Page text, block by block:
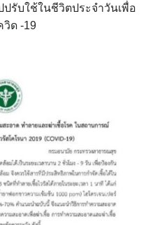
องเที่ยว เทศบาลตำบลปัว
รับใช้ในชีวิตประจำวันเพื่อ
ด -19